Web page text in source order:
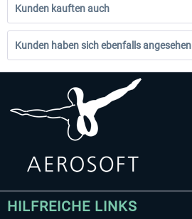
Kunden kauften auch
Kunden haben sich ebenfalls angesehen
HILFREICHE LINKS